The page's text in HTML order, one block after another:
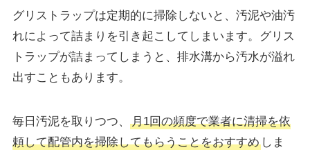
グリストラップは定期的に掃除しないと、汚泥や油汚
れによって詰まりを引き起こしてしまいます。グリス
トラップが詰まってしまうと、排水溝から汚水が溢れ
出すこともあります。
毎日汚泥を取りつつ、
月1回の頻度で業者に清掃を依
頼して配管内を掃除してもらうことをおすすめしま